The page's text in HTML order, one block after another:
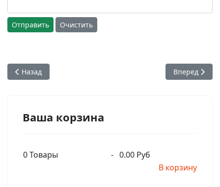
Отправить Очистить
Предыдущий: Руководство по раздаче прасада. 2007
Назад Следующий:
Вперед
Ваша корзина
0Товары - 0.00 Руб
В корзину